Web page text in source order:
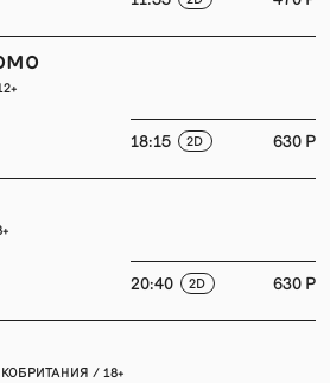
18:15 2D 630 P
20:40 2D 630 P
/ 18+